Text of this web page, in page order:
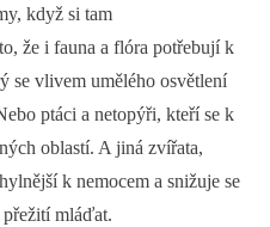
když si tam
že i fauna a flóra potřebují k
vlivem umělého osvětlení
ptáci a netopýři, kteří se k
oblastí. A jiná zvířata,
k nemocem a snižuje se
mláďat.